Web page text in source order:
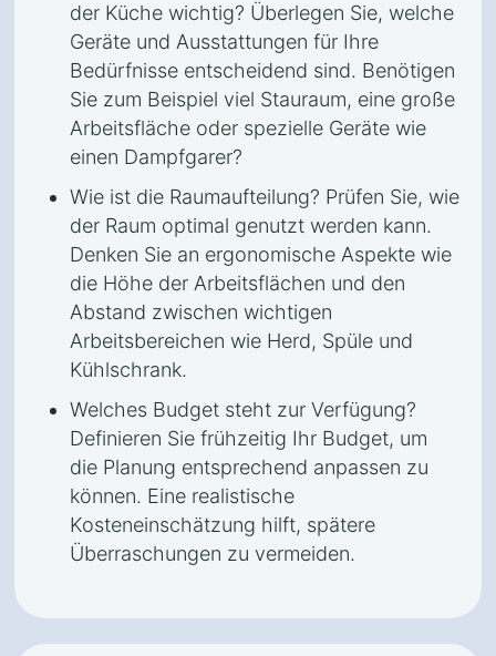
der Küche wichtig? Überlegen Sie, welche
Geräte und Ausstattungen für Ihre
Bedürfnisse entscheidend sind. Benötigen
Sie zum Beispiel viel Stauraum, eine große
Arbeitsfläche oder spezielle Geräte wie
einen Dampfgarer?
Wie ist die Raumaufteilung? Prüfen Sie, wie
der Raum optimal genutzt werden kann.
Denken Sie an ergonomische Aspekte wie
die Höhe der Arbeitsflächen und den
Abstand zwischen wichtigen
Arbeitsbereichen wie Herd, Spüle und
Kühlschrank.
Welches Budget steht zur Verfügung?
Definieren Sie frühzeitig Ihr Budget, um
die Planung entsprechend anpassen zu
können. Eine realistische
Kosteneinschätzung hilft, spätere
Überraschungen zu vermeiden.